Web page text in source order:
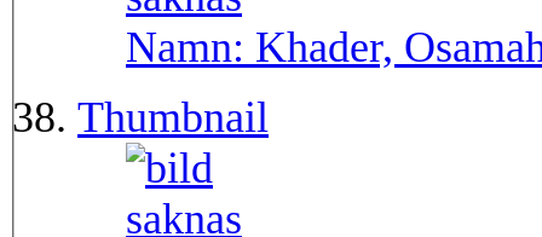
Namn: Khader,
Thumbnail